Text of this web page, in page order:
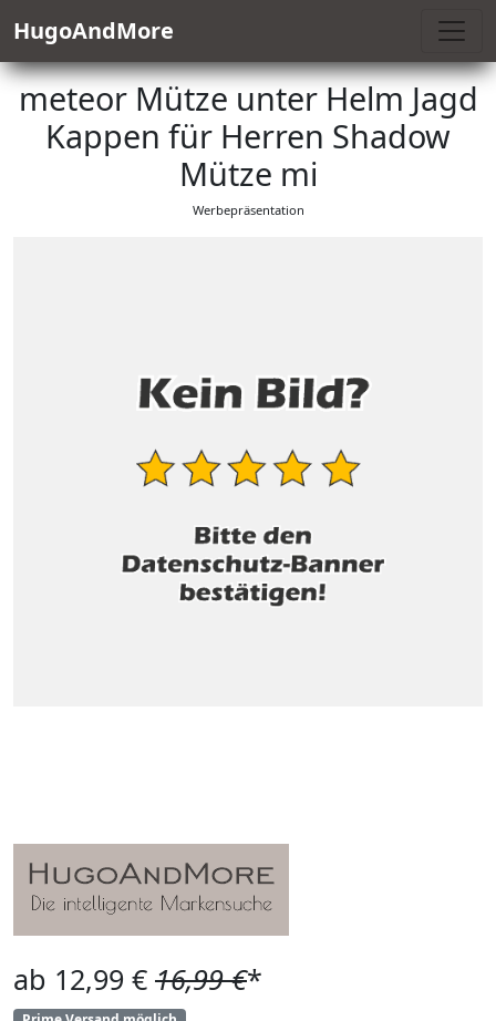
HugoAndMore
meteor Mütze unter Helm Jagd
Kappen für Herren Shadow
Mütze mi
Werbepräsentation
ab 12,99 € 16,99 €*